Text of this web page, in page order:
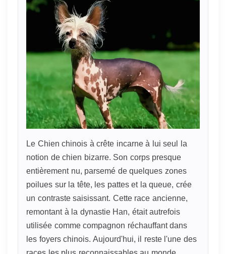
Le Chien chinois à crête incarne à lui seul la
notion de chien bizarre. Son corps presque
entièrement nu, parsemé de quelques zones
poilues sur la tête, les pattes et la queue, crée
un contraste saisissant. Cette race ancienne,
remontant à la dynastie Han, était autrefois
utilisée comme compagnon réchauffant dans
les foyers chinois. Aujourd'hui, il reste l'une des